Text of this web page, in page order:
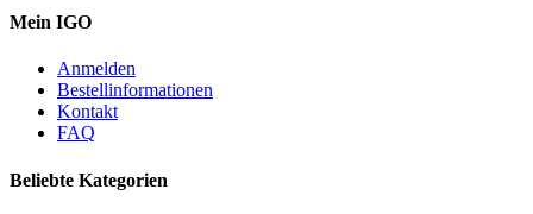
Mein IGO
Anmelden
Bestellinformationen
Kontakt
FAQ
Beliebte Kategorien